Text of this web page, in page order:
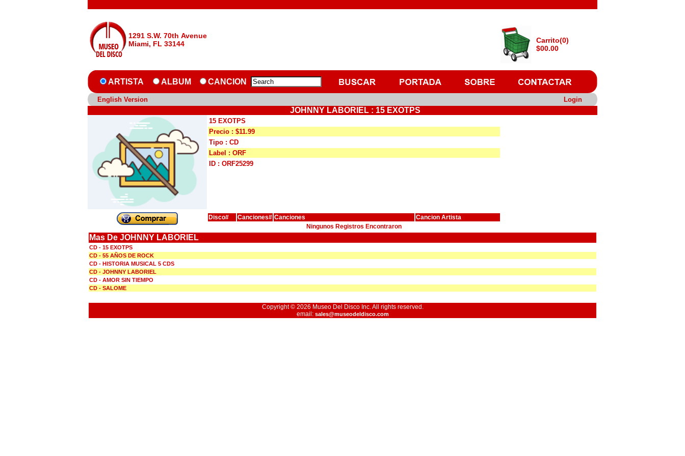
1291 S.W. 70th Avenue
Miami, FL 33144
Carrito(0)
$00.00
ARTISTA ALBUM CANCION
English Version Login
JOHNNY LABORIEL : 15 EXOTPS
15 EXOTPS
Precio : $11.99
Tipo : CD
Label : ORF
ID : ORF25299
Disco# Canciones# Canciones
Cancion Artista
Ningunos Registros Encontraron
Mas De JOHNNY LABORIEL
CD - 15 EXOTPS
CD - 55 AÑOS DE ROCK
CD - HISTORIA MUSICAL 5 CDS
CD - JOHNNY LABORIEL
CD - AMOR SIN TIEMPO
CD - SALOME
Copyright © 2026 Museo Del Disco Inc. All rights reserved.
email: sales@museodeldisco.com